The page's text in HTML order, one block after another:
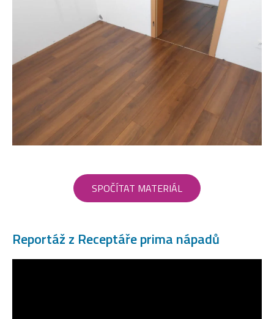
SPOČÍTAT MATERIÁL
Reportáž z Receptáře prima nápadů